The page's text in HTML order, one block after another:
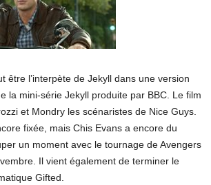
être l’interpète de Jekyll dans une version
la mini-série Jekyll produite par BBC. Le film
et Mondry les scénaristes de Nice Guys.
fixée, mais Chis Evans a encore du
un moment avec le tournage de Avengers
Il vient également de terminer le
Gifted.